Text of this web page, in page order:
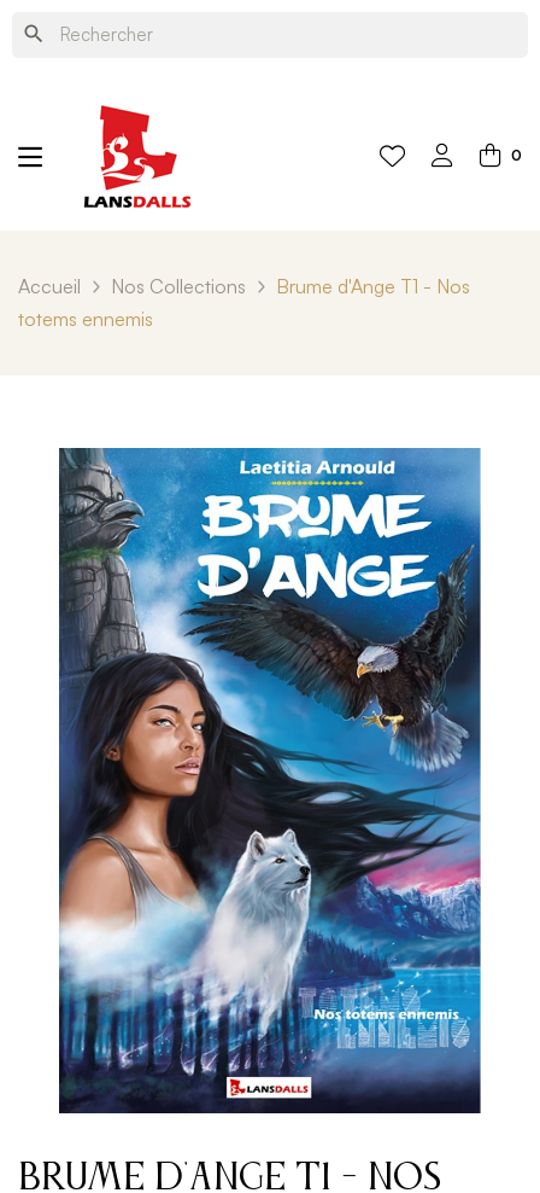
search
0
Accueil Nos Collections
Brume d'Ange T1 - Nos
totems ennemis
Brume d'Ange T1 - Nos